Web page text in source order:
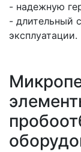
- надежную
- длительный
эксплуатации.